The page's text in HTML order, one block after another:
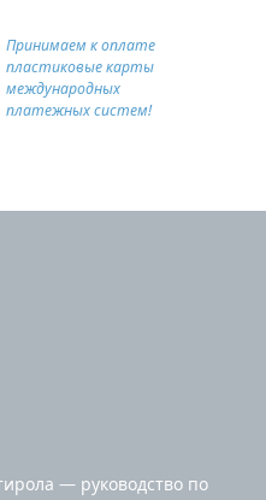
Принимаем к оплате
пластиковые карты
международных
платежных систем!
— руководство по